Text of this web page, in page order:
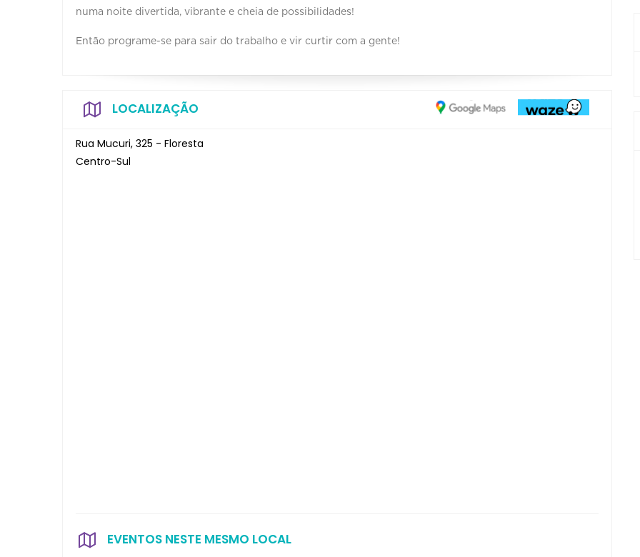
numa noite divertida, vibrante e cheia de possibilidades!
Então programe-se para sair do trabalho e vir curtir com a gente!
LOCALIZAÇÃO
Rua Mucuri, 325 - Floresta
Centro-Sul
EVENTOS NESTE MESMO LOCAL